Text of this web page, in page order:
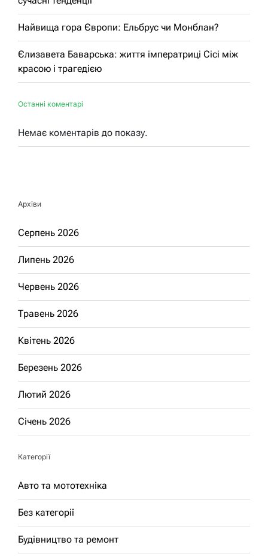
Найвища гора Європи: Ельбрус чи Монблан?
Єлизавета Баварська: життя імператриці Сісі між
красою і трагедією
Останні коментарі
Немає коментарів до показу.
Архіви
Серпень 2026
Липень 2026
Червень 2026
Травень 2026
Квітень 2026
Березень 2026
Лютий 2026
Січень 2026
Категорії
Авто та мототехніка
Без категорії
Будівництво та ремонт